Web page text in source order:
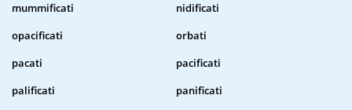
mummificati
nidificati
opacificati
orbati
pacati
pacificati
palificati
panificati